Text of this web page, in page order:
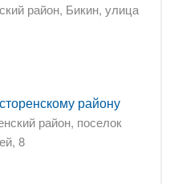
район, Бикин, улица
району
район, поселок
8